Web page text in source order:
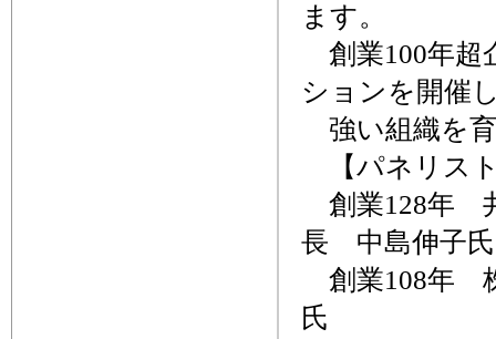
ます。
創業100年超
ションを開催
強い組織を
【パネリス
創業128年
長 中島伸子氏
創業108年
氏